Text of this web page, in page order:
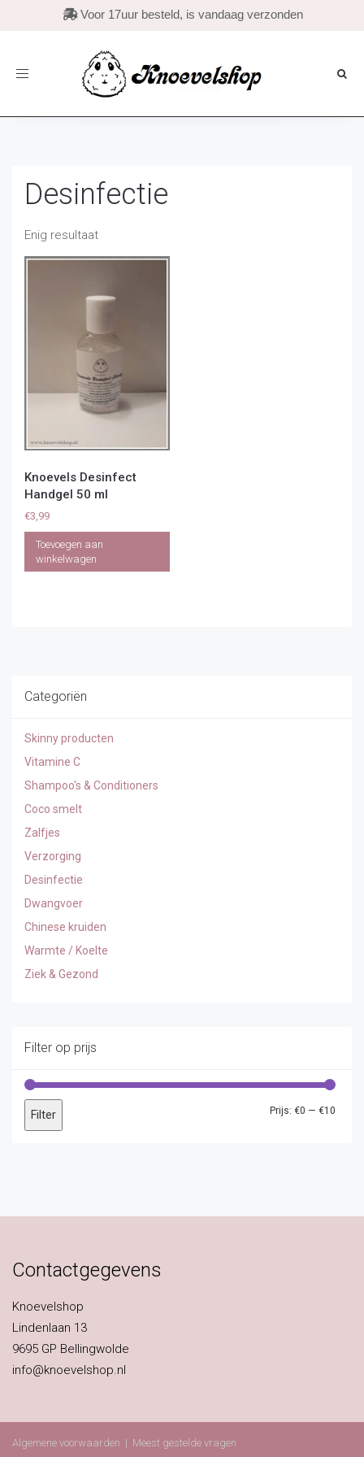
Voor 17uur besteld, is vandaag verzonden
Toggle
Desinfectie
Enig resultaat
Knoevels Desinfect
Handgel 50 ml
€3,99
Toevoegen aan
winkelwagen
Categoriën
Skinny producten
Vitamine C
Shampoo's & Conditioners
Coco smelt
Zalfjes
Verzorging
Desinfectie
Dwangvoer
Chinese kruiden
Warmte / Koelte
Ziek & Gezond
Filter op prijs
Filter Prijs: €0 — €10
Contactgegevens
Knoevelshop
Lindenlaan 13
9695 GP Bellingwolde
info@knoevelshop.nl
Algemene voorwaarden | Meest gestelde vragen